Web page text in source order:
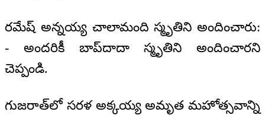
రమేష్ అన్నయ్య చాలామంది స్మృతిని అందించారు:
- అందరికీ బాప్‍దాదా స్మృతిని అందించారని
చెప్పండి.
గుజరాత్‌లో సరళ అక్కయ్య అమృత మహోత్సవాన్ని